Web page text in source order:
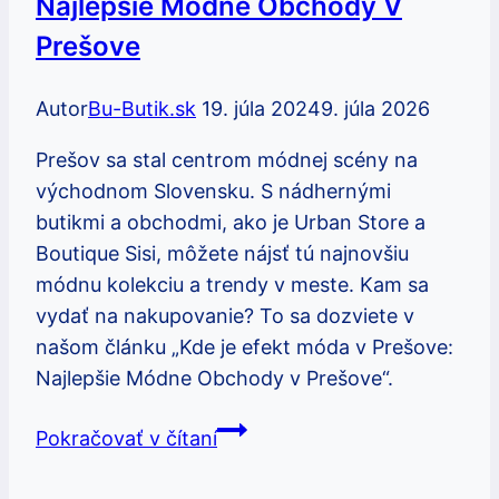
Prešove
AutorBu-Butik.sk 19. júla 20249. júla 2026
Prešov sa stal centrom módnej scény na
východnom Slovensku. S nádhernými
butikmi a obchodmi, ako je Urban Store a
Boutique Sisi, môžete nájsť tú najnovšiu
módnu kolekciu a trendy v meste. Kam sa
vydať na nakupovanie? To sa dozviete v
našom článku „Kde je efekt móda v Prešove:
Najlepšie Módne Obchody v Prešove“.
Pokračovať v čítaníKde